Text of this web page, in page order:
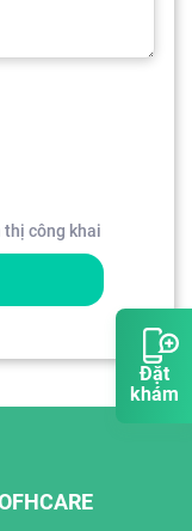
Đặt
khám
thị công khai